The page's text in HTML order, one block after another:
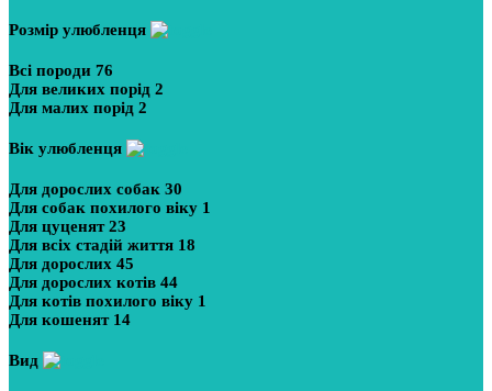
Розмір улюбленця
Всі породи 76
Для великих порід 2
Для малих порід 2
Вік улюбленця
Для дорослих собак 30
Для собак похилого віку 1
Для цуценят23
Для всіх стадій життя 18
Для дорослих 45
Для дорослих котів 44
Для котів похилого віку 1
Для кошенят 14
Вид